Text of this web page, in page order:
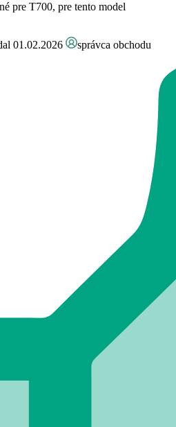
pre T700, pre tento model
01.02.2026 správca obchodu